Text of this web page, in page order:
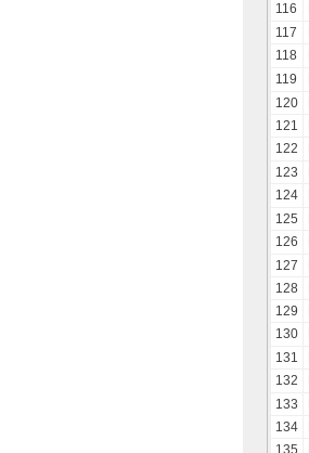
116
117
118
119
120
121
122
123
124
125
126
127
128
129
130
131
132
133
134
135